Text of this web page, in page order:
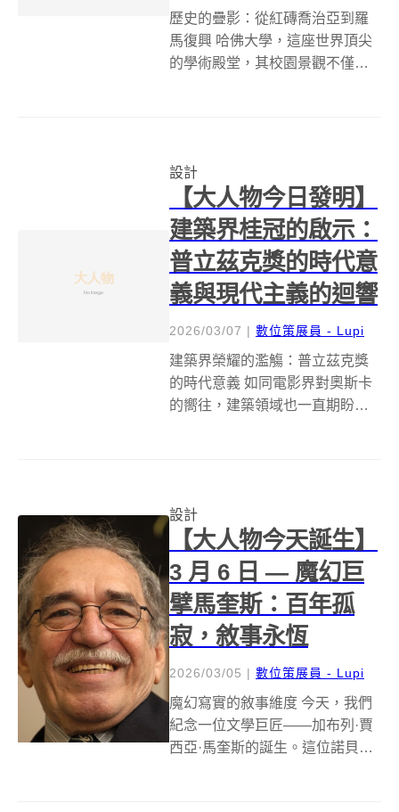
歷史的疊影：從紅磚喬治亞到羅
馬復興 哈佛大學，這座世界頂尖
的學術殿堂，其校園景觀不僅承
治亞風格紅磚建築群，如麻薩諸...
設計
【大人物今日發明】
建築界桂冠的啟示：
普立茲克獎的時代意
義與現代主義的迴響
2026/03/07 | 數位策展員 - Lupi
建築界榮耀的濫觴：普立茲克獎
的時代意義 如同電影界對奧斯卡
的嚮往，建築領域也一直期盼著
年代便已...
設計
【大人物今天誕生】
3 月 6 日 — 魔幻巨
擘馬奎斯：百年孤
寂，敘事永恆
2026/03/05 | 數位策展員 - Lupi
魔幻寫實的敘事維度 今天，我們
紀念一位文學巨匠——加布列·賈
西亞·馬奎斯的誕生。這位諾貝爾